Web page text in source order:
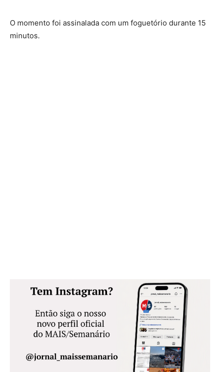
O momento foi assinalada com um foguetório durante 15
minutos.